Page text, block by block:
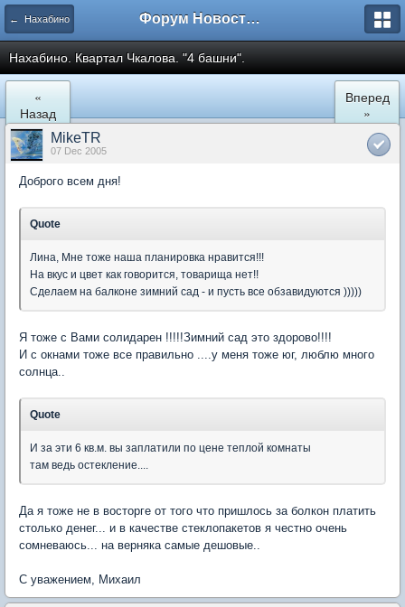
← Нахабино Форум Новостройки
Нахабино. Квартал Чкалова. "4 башни".
«
Назад
Вперед
»
MikeTR
07 Dec 2005
Доброго всем дня!
Quote
Лина, Мне тоже наша планировка нравится!!!
На вкус и цвет как говорится, товарища нет!!
Сделаем на балконе зимний сад - и пусть все обзавидуются )))))
Я тоже с Вами солидарен !!!!!Зимний сад это здорово!!!!
И с окнами тоже все правильно ....у меня тоже юг, люблю много
солнца..
Quote
И за эти 6 кв.м. вы заплатили по цене теплой комнаты
там ведь остекление....
Да я тоже не в восторге от того что пришлось за болкон платить
столько денег... и в качестве стеклопакетов я честно очень
сомневаюсь... на верняка самые дешовые..
С уважением, Михаил